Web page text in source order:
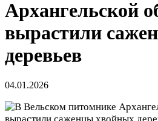
Архангельской
вырастили
деревьев
04.01.2026